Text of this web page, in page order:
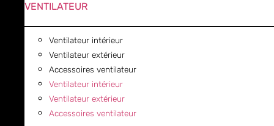
VENTILATEUR
Ventilateur intérieur
Ventilateur extérieur
Accessoires ventilateur
Ventilateur intérieur
Ventilateur extérieur
Accessoires ventilateur